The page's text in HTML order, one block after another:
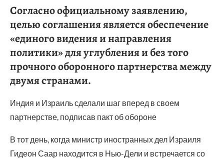
Согласно официальному заявлению,
целью соглашения является обеспечение
«единого видения и направления
политики» для углубления и без того
прочного оборонного партнерства между
двумя странами.
Индия и Израиль сделали шаг вперед в своем
партнерстве, подписав пакт об обороне
В тот день, когда министр иностранных дел Израиля
Гидеон Саар находится в Нью-Дели и встречается со